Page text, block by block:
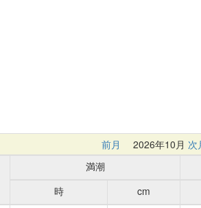
前月 2026年10月 次
満潮
時
cm